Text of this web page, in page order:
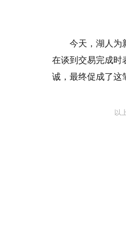
今天，湖人为
在谈到交易完成时
诚，最终促成了这
以